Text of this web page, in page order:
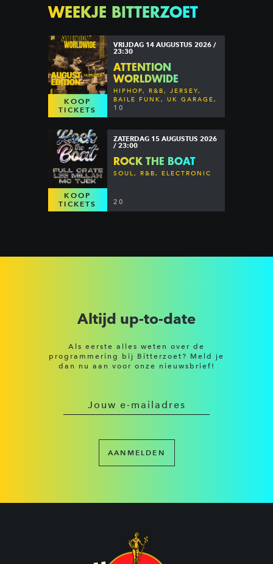
WEEKJE BITTERZOET
KOOP
TICKETS
VRIJDAG 14 AUGUSTUS 2026 /
23:30
ATTENTION
WORLDWIDE
HIPHOP, R&B, JERSEY,
BAILE FUNK, UK GARAGE,
DANCEHALL & MORE
10
KOOP
TICKETS
ZATERDAG 15 AUGUSTUS 2026
/ 23:00
ROCK THE BOAT
SOUL, R&B, ELECTRONIC
20
Altijd up-to-date
Als eerste alles weten over de
programmering bij Bitterzoet? Meld je
dan nu aan voor onze nieuwsbrief!
AANMELDEN